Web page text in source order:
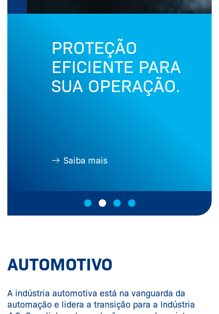
PROTEÇÃO
EFICIENTE PARA
SUA OPERAÇÃO.
Saiba mais
AUTOMOTIVO
A indústria automotiva está na vanguarda da
automação e lidera a transição para a Indústria